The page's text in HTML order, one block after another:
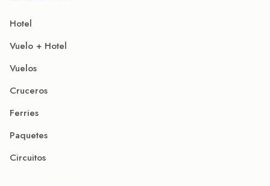
Hotel
Vuelo + Hotel
Vuelos
Cruceros
Ferries
Paquetes
Circuitos